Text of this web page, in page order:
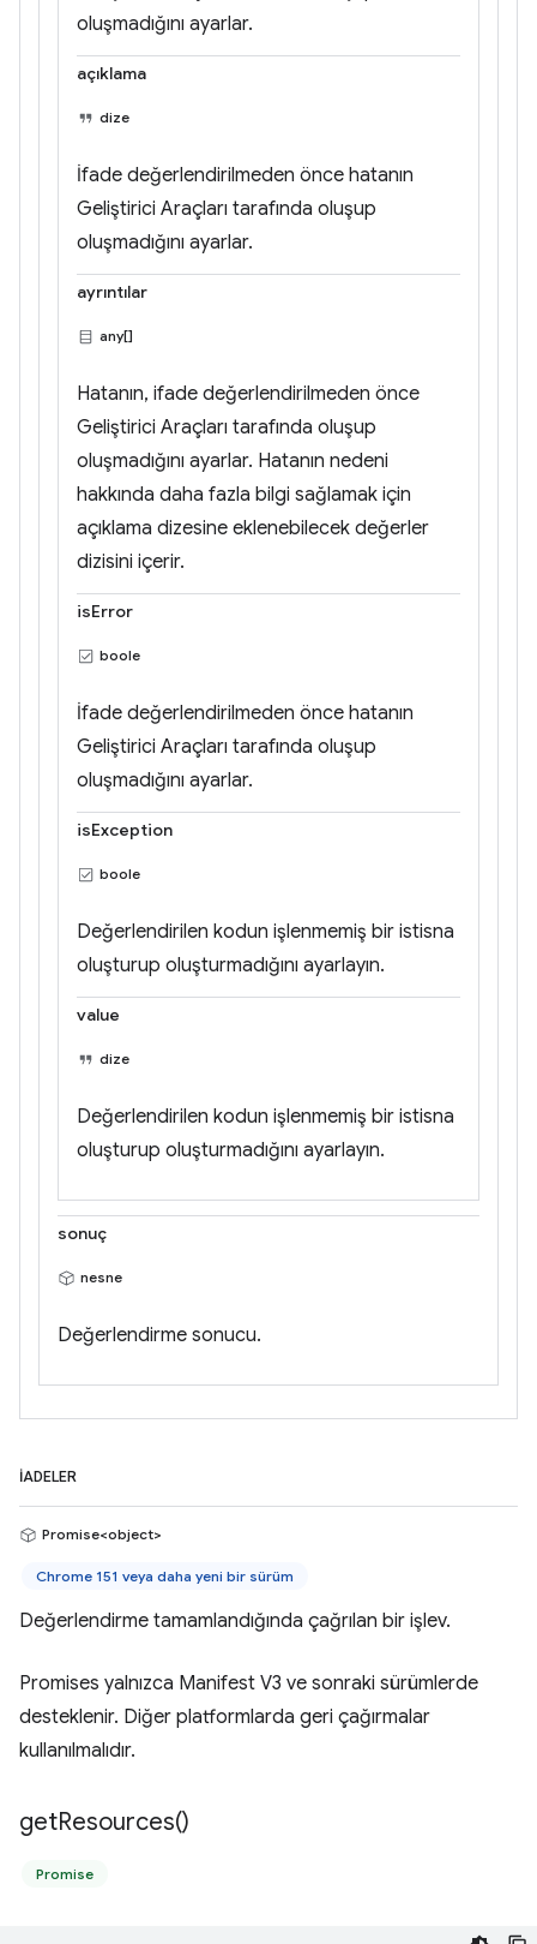
oluşmadığını ayarlar.
açıklama
dize
İfade değerlendirilmeden önce hatanın
Geliştirici Araçları tarafında oluşup
oluşmadığını ayarlar.
ayrıntılar
any[]
Hatanın, ifade değerlendirilmeden önce
Geliştirici Araçları tarafında oluşup
oluşmadığını ayarlar. Hatanın nedeni
hakkında daha fazla bilgi sağlamak için
açıklama dizesine eklenebilecek değerler
dizisini içerir.
isError
boole
İfade değerlendirilmeden önce hatanın
Geliştirici Araçları tarafında oluşup
oluşmadığını ayarlar.
isException
boole
Değerlendirilen kodun işlenmemiş bir istisna
oluşturup oluşturmadığını ayarlayın.
value
dize
Değerlendirilen kodun işlenmemiş bir istisna
oluşturup oluşturmadığını ayarlayın.
sonuç
nesne
Değerlendirme sonucu.
İADELER
Promise<object>
Chrome 151 veya daha yeni bir sürüm
Değerlendirme tamamlandığında çağrılan bir işlev.
Promises yalnızca Manifest V3 ve sonraki sürümlerde
desteklenir. Diğer platformlarda geri çağırmalar
kullanılmalıdır.
getResources()
Promise